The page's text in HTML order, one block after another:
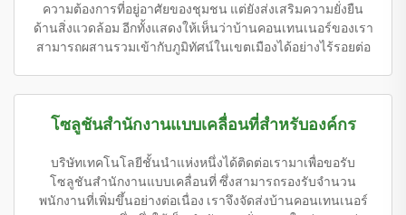
ความต้องการที่อยู่อาศัยของชุมชน แต่ยังส่งเสริมความยั่งยืน
ด้านสิ่งแวดล้อม อีกทั้งแสดงให้เห็นว่าบ้านคอนเทนเนอร์ของเรา
สามารถผสานรวมเข้ากับภูมิทัศน์ในเขตเมืองได้อย่างไร้รอยต่อ
โซลูชันสำนักงานแบบเคลื่อนที่สำหรับองค์กร
บริษัทเทคโนโลยีชั้นนำแห่งหนึ่งได้ติดต่อเรามาเพื่อขอรับ
โซลูชันสำนักงานแบบเคลื่อนที่ ซึ่งสามารถรองรับจำนวน
พนักงานที่เพิ่มขึ้นอย่างต่อเนื่อง เราจึงจัดส่งบ้านคอนเทนเนอร์